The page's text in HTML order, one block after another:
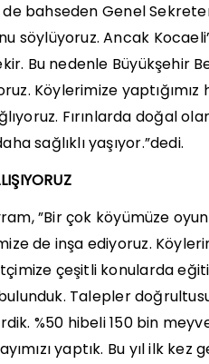
bahseden Genel
söylüyoruz. Ancak
Bu nedenle Büyükşehir
Köylerimize
Fırınlarda doğal
sağlıklı yaşıyor.”dedi.
”Bir çok köyümüze
de inşa ediyoruz.
çeşitli konularda
Talepler
%50 hibeli 150 bin
yaptık. Bu yıl ilk